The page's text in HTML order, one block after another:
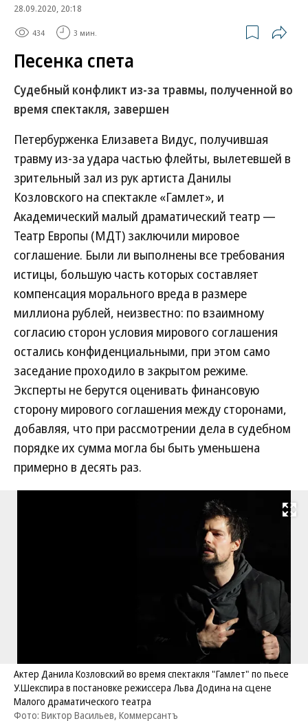
28.09.2020, 20:18
434 3 мин.
Песенка спета
Судебный конфликт из-за травмы, полученной во
время спектакля, завершен
Петербурженка Елизавета Видус, получившая
травму из-за удара частью флейты, вылетевшей в
зрительный зал из рук артиста Данилы
Козловского на спектакле «Гамлет», и
Академический малый драматический театр —
Театр Европы (МДТ) заключили мировое
соглашение. Были ли выполнены все требования
истицы, большую часть которых составляет
компенсация морального вреда в размере
миллиона рублей, неизвестно: по взаимному
согласию сторон условия мирового соглашения
остались конфиденциальными, при этом само
заседание проходило в закрытом режиме.
Эксперты не берутся оценивать финансовую
сторону мирового соглашения между сторонами,
добавляя, что при рассмотрении дела в судебном
порядке их сумма могла бы быть уменьшена
примерно в десять раз.
Развернуть
Актер Данила Козловский во время спектакля "Гамлет" по пьесе
У.Шекспира в постановке режиссера Льва Додина на сцене
Малого драматического театра
Фото: Виктор Васильев, Коммерсантъ